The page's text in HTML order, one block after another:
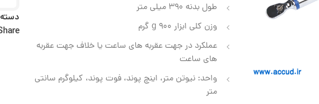
طول بدنه 390 میلی متر
وزن کلی ابزار g 900 گرم
عملکرد در جهت عقربه‌ های ساعت یا خلاف جهت عقربه‌
های ساعت
واحد: نیوتن متر، اینچ پوند، فوت پوند، کیلوگرم سانتی‌
متر